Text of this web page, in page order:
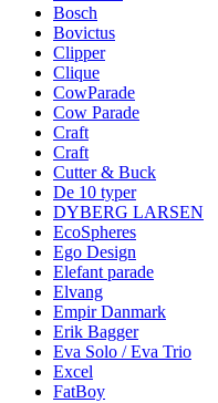
Bosch
Bovictus
Clipper
Clique
CowParade
Cow Parade
Craft
Craft
Cutter & Buck
De 10 typer
DYBERG LARSEN
EcoSpheres
Ego Design
Elefant parade
Elvang
Empir Danmark
Erik Bagger
Eva Solo / Eva Trio
Excel
FatBoy